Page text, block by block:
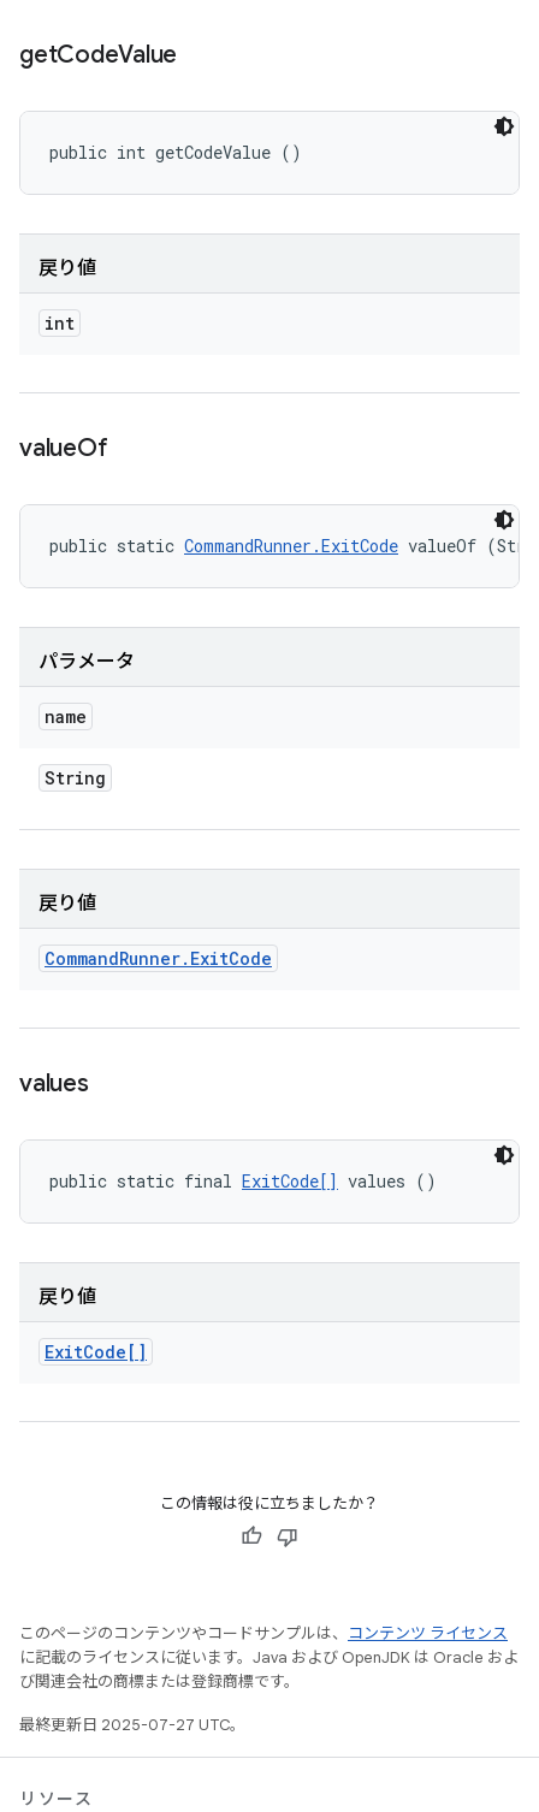
getCodeValue
public int getCodeValue ()
戻り値
int
valueOf
public static CommandRunner.ExitCode valueOf
パラメータ
name
String
戻り値
CommandRunner. ExitCode
values
public static final ExitCode[] values ()
戻り値
ExitCode[]
この情報は役に立ちましたか？
このページのコンテンツやコードサンプルは、
コンテンツ ライセンス
に記載のライセンスに従います。Java および OpenJDK は Oracle およ
び関連会社の商標または登録商標です。
最終更新日 2025-07-27 UTC。
リソース